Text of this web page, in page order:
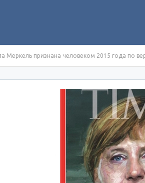
Меркель признана человеком 2015 года по